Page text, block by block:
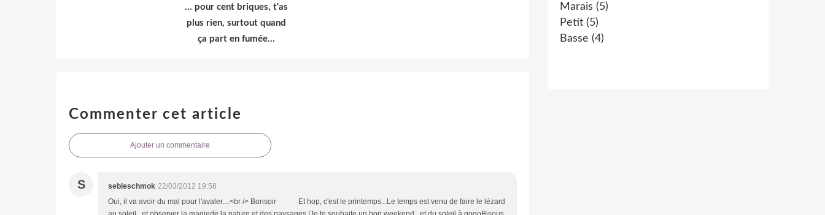
... pour cent briques, t'as
plus rien, surtout quand
ça part en fumée...
Commenter cet article
Ajouter un commentaire
S sebleschmok 22/03/2012 19:58
Oui, il va avoir du mal pour l'avaler....<br /> Bonsoir Et hop, c'est le printemps...Le temps est venu de faire le lézard
Marais (5)
Petit (5)
Basse (4)